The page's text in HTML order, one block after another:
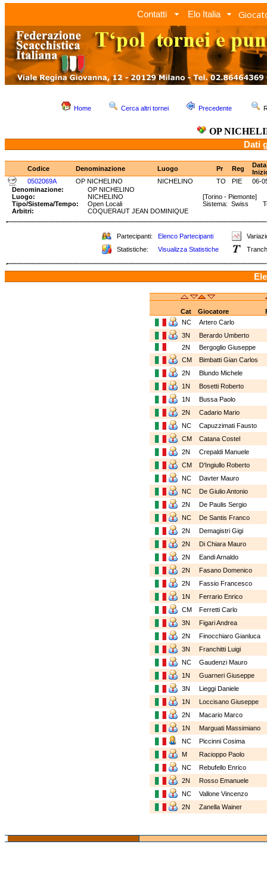
Contatti Elo Italia
Home Cerca altri tornei Precedente
OP
Dati
Codice Denominazione Luogo Pr Reg
Data
0502069A
OP NICHELINO NICHELINO TO PIE
06-
Denominazione:
OP NICHELINO
Luogo:
NICHELINO
[Torino - Piemonte]
Tipo/Sistema/Tempo:
Open Locali
Sistema: Swiss
Arbitri:
COQUERAUT JEAN DOMINIQUE
Partecipanti: Elenco Partecipanti
Statistiche:
Visualizza Statistiche
Cat Giocatore
NC
Artero Carlo
3N
Berardo Umberto
2N
Bergoglio Giuseppe
CM
Bimbatti Gian Carlos
2N
Blundo Michele
1N
Bosetti Roberto
1N
Bussa Paolo
2N
Cadario Mario
NC
Capuzzimati Fausto
CM
Catana Costel
2N
Crepaldi Manuele
CM
D'Ingiullo Roberto
NC
Davter Mauro
NC
De Giulio Antonio
2N
De Paulis Sergio
NC
De Santis Franco
2N
Demagistri Gigi
2N
Di Chiara Mauro
2N
Eandi Arnaldo
2N
Fasano Domenico
2N
Fassio Francesco
1N
Ferrario Enrico
CM
Ferretti Carlo
3N
Figari Andrea
2N
Finocchiaro Gianluca
3N
Franchitti Luigi
NC
Gaudenzi Mauro
1N
Guarneri Giuseppe
3N
Lieggi Daniele
1N
Loccisano Giuseppe
2N
Macario Marco
1N
Marguati Massimiano
NC
Piccinni Cosima
M
Racioppo Paolo
NC
Rebufello Enrico
2N
Rosso Emanuele
NC
Vallone Vincenzo
2N
Zanella Wainer